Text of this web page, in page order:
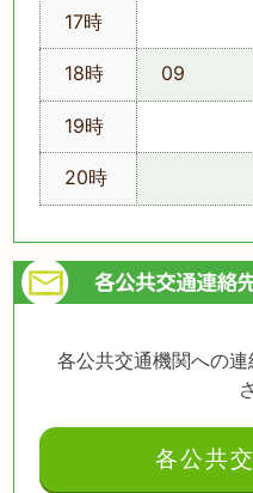
17時
18時 09
19時
20時
各公共交通機関への
各公共